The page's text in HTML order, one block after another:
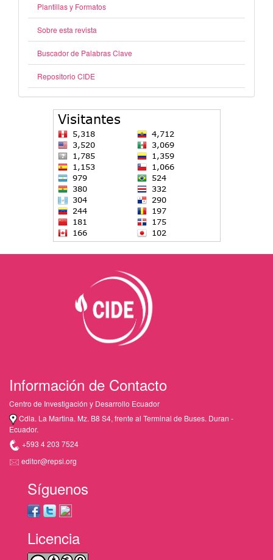
Plantillas y Formatos
Sobre esta revista
Buscador de Palabras Clave
Repositorio CIDE
Información de Contacto
Centro de Investigación y Desarrollo Ecuador
Cdla. La Martina. Mz. B8 S4, frente al Terminal de Buses. Duran -
Ecuador.
+593 4 203 7524
editor@repsi.org
Síguenos
Licencia